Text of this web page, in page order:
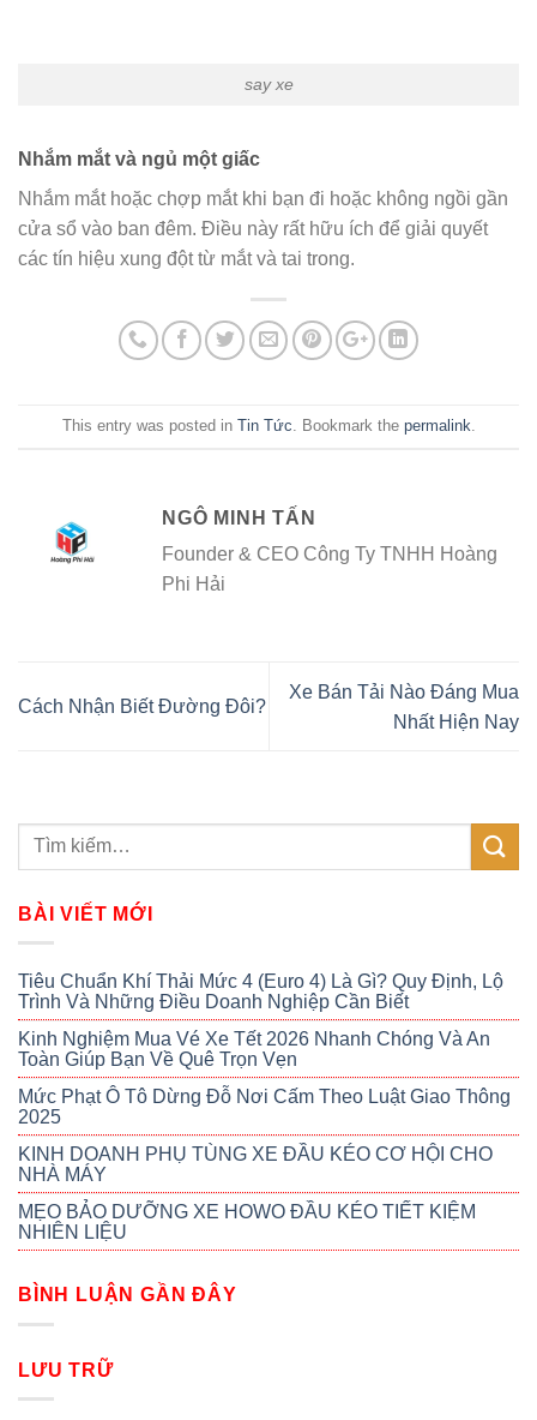
say xe
Nhắm mắt và ngủ một giấc
Nhắm mắt hoặc chợp mắt khi bạn đi hoặc không ngồi gần
cửa sổ vào ban đêm. Điều này rất hữu ích để giải quyết
các tín hiệu xung đột từ mắt và tai trong.
This entry was posted in Tin Tức . Bookmark the permalink
NGÔ MINH TẤN
Founder & CEO Công Ty TNHH Hoàng
Phi Hải
Cách Nhận Biết Đường Đôi?
Xe Bán Tải Nào Đáng Mua
Nhất Hiện Nay
BÀI VIẾT MỚI
Tiêu Chuẩn Khí Thải Mức 4 (Euro 4) Là Gì? Quy Định, Lộ
Trình Và Những Điều Doanh Nghiệp Cần Biết
Kinh Nghiệm Mua Vé Xe Tết 2026 Nhanh Chóng Và An
Toàn Giúp Bạn Về Quê Trọn Vẹn
Mức Phạt Ô Tô Dừng Đỗ Nơi Cấm Theo Luật Giao Thông
2025
KINH DOANH PHỤ TÙNG XE ĐẦU KÉO CƠ HỘI CHO
NHÀ MÁY
MẸO BẢO DƯỠNG XE HOWO ĐẦU KÉO TIẾT KIỆM
NHIÊN LIỆU
BÌNH LUẬN GẦN ĐÂY
LƯU TRỮ